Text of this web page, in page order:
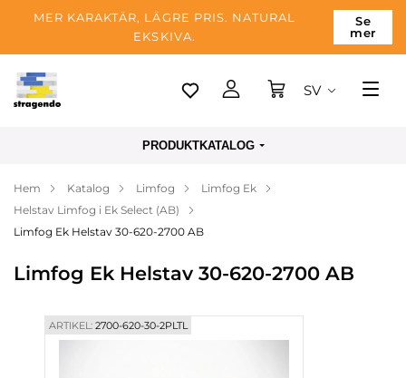
MER KARAKTÄR, LÄGRE PRIS. NATURAL
EKSKIVA.
Se
mer
Tallinn
Betalning
Om företaget
Blogg
SV
PRODUKTKATALOG
Hem Katalog Limfog
Limfog Ek
Helstav Limfog i Ek Select (AB)
Limfog Ek Helstav 30-620-2700 AB
Limfog Ek Helstav 30-620-2700 AB
ARTIKEL:2700-620-30-2PLTL